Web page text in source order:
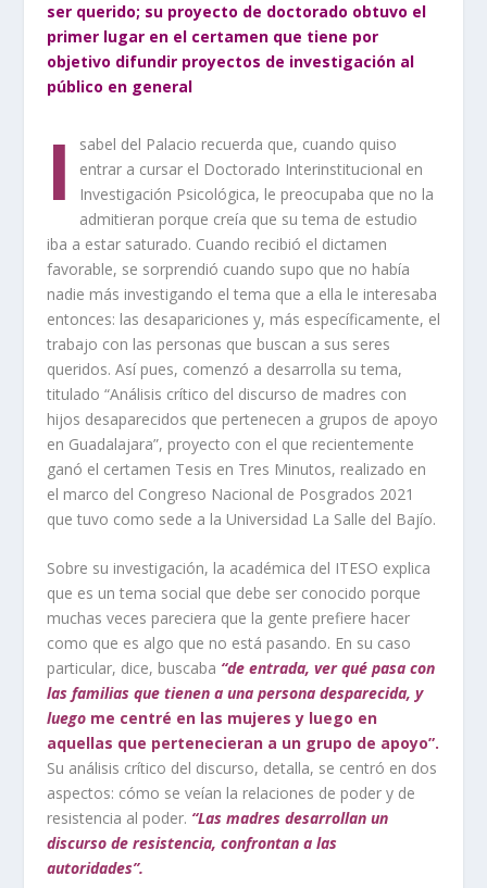
ser querido; su proyecto de doctorado obtuvo el
primer lugar en el certamen que tiene por
objetivo difundir proyectos de investigación al
público en general
I
sabel del Palacio recuerda que, cuando quiso
entrar a cursar el Doctorado Interinstitucional en
Investigación Psicológica, le preocupaba que no la
admitieran porque creía que su tema de estudio
iba a estar saturado. Cuando recibió el dictamen
favorable, se sorprendió cuando supo que no había
nadie más investigando el tema que a ella le interesaba
entonces: las desapariciones y, más específicamente, el
trabajo con las personas que buscan a sus seres
queridos. Así pues, comenzó a desarrolla su tema,
titulado “Análisis crítico del discurso de madres con
hijos desaparecidos que pertenecen a grupos de apoyo
en Guadalajara”, proyecto con el que recientemente
ganó el certamen Tesis en Tres Minutos, realizado en
el marco del Congreso Nacional de Posgrados 2021
que tuvo como sede a la Universidad La Salle del Bajío.
Sobre su investigación, la académica del ITESO explica
que es un tema social que debe ser conocido porque
muchas veces pareciera que la gente prefiere hacer
como que es algo que no está pasando. En su caso
particular, dice, buscaba “de entrada, ver qué pasa con
las familias que tienen a una persona desparecida, y
luegome centré en las mujeres y luego en
aquellas que pertenecieran a un grupo de apoyo”.
Su análisis crítico del discurso, detalla, se centró en dos
aspectos: cómo se veían la relaciones de poder y de
resistencia al poder. “Las madres desarrollan un
discurso de resistencia, confrontan a las
autoridades”.